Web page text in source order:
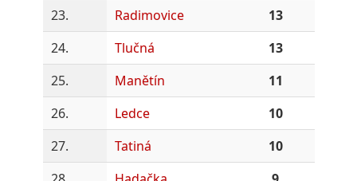
23.
Radimovice
13
24.
Tlučná
13
25.
Manětín
11
26.
Ledce
10
27.
Tatiná
10